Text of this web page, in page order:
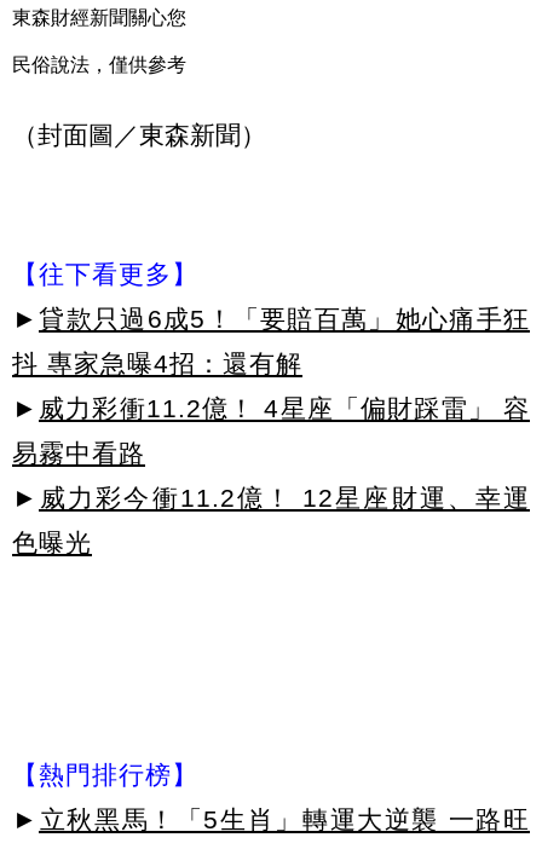
東森財經新聞關心您
民俗說法，僅供參考
（封面圖／東森新聞）
【往下看更多】
► 貸款只過6成5！「要賠百萬」她心痛手狂
抖 專家急曝4招：還有解
► 威力彩衝11.2億！ 4星座「偏財踩雷」 容
易霧中看路
► 威力彩今衝11.2億！ 12星座財運、幸運
色曝光
【熱門排行榜】
► 立秋黑馬！「5生肖」轉運大逆襲 一路旺